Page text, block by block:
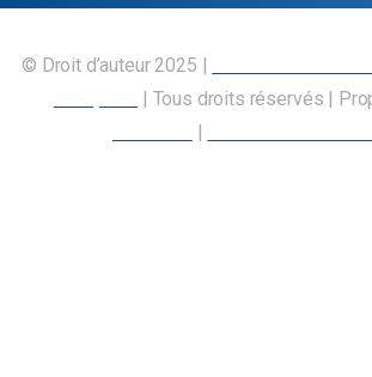
© Droit d’auteur 2025 |
| Tous droits réservés |